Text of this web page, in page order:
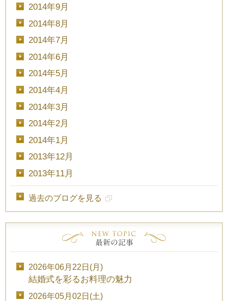
2014年9月
2014年8月
2014年7月
2014年6月
2014年5月
2014年4月
2014年3月
2014年2月
2014年1月
2013年12月
2013年11月
過去のブログを見る
2026年06月22日(月)
結婚式を彩るお料理の魅力
2026年05月02日(土)